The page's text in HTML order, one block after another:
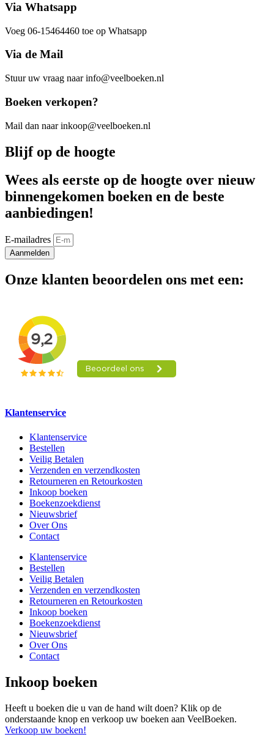
Via Whatsapp
Voeg 06-15464460 toe op Whatsapp
Via de Mail
Stuur uw vraag naar info@veelboeken.nl
Boeken verkopen?
Mail dan naar inkoop@veelboeken.nl
Blijf op de hoogte
Wees als eerste op de hoogte over nieuw
binnengekomen boeken en de beste
aanbiedingen!
E-mailadres
Aanmelden
Onze klanten beoordelen ons met een:
Klantenservice
Klantenservice
Bestellen
Veilig Betalen
Verzenden en verzendkosten
Retourneren en Retourkosten
Inkoop boeken
Boekenzoekdienst
Nieuwsbrief
Over Ons
Contact
Klantenservice
Bestellen
Veilig Betalen
Verzenden en verzendkosten
Retourneren en Retourkosten
Inkoop boeken
Boekenzoekdienst
Nieuwsbrief
Over Ons
Contact
Inkoop boeken
Heeft u boeken die u van de hand wilt doen? Klik op de
onderstaande knop en verkoop uw boeken aan VeelBoeken.
Verkoop uw boeken!